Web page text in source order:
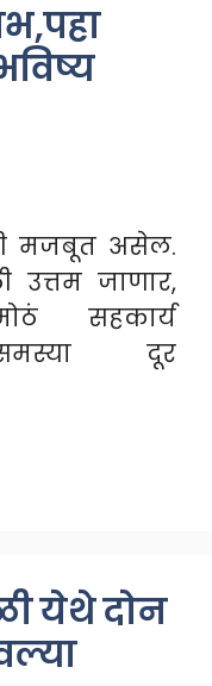
मजबूत असेल.
उत्तम जाणार,
सहकार्य
समस्या दूर
येथे दोन